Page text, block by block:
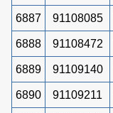
6887 91108085
6888 91108472
6889 91109140
6890 91109211